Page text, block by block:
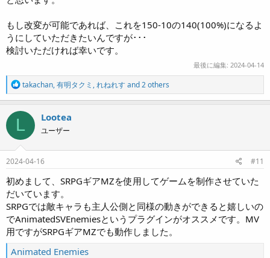
もし改変が可能であれば、これを150-10の140(100%)になるよ
うにしていただきたいんですが･･･
検討いただければ幸いです。
最後に編集: 2024-04-14
R
e
a
c
i
o
n
s
takachan,有明タクミ ,れねれすand 2 others
L Lootea
ユーザー
2024-04-16 #11
初めまして、SRPGギアMZを使用してゲームを制作させていた
だいています。
SRPGでは敵キャラも主人公側と同様の動きができると嬉しいの
でAnimatedSVEnemiesというプラグインがオススメです。MV
用ですがSRPGギアMZでも動作しました。
Animated Enemies